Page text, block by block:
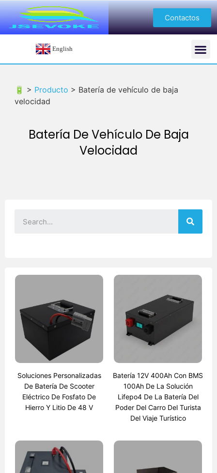
Contactos
English
🔋 > Producto > Batería de vehículo de baja
velocidad
Batería De Vehículo De Baja
Velocidad
Soluciones Personalizadas
De Batería De Scooter
Eléctrico De Fosfato De
Hierro Y Litio De 48 V
Batería 12V 400Ah Con BMS
100Ah De La Solución
Lifepo4 De La Batería Del
Poder Del Carro Del Turista
Del Viaje Turístico